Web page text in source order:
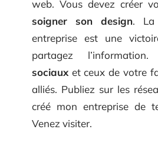
web. Vous devez créer
soigner son design. La
entreprise est une
partagez
sociaux et ceux de votre
alliés. Publiez sur les
créé mon entreprise de
Venez visiter.